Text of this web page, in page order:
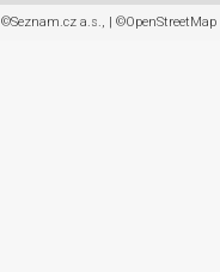
©Seznam.cz a.s., | ©OpenStreetMap